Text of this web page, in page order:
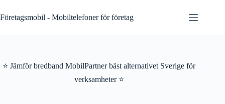
to
content
Företagsmobil - Mobiltelefoner för företag
⭐ Jämför bredband MobilPartner bäst alternativet Sverige för
verksamheter ⭐